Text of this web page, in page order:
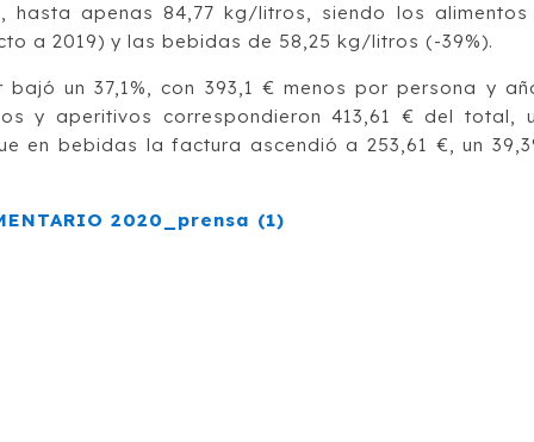
hasta apenas 84,77 kg/litros, siendo los alimentos
a 2019) y las bebidas de 58,25 kg/litros (-39%).
un 37,1%, con 393,1 € menos por persona y
y aperitivos correspondieron 413,61 € del total,
en bebidas la factura ascendió a 253,61 €, un
2020_prensa (1)